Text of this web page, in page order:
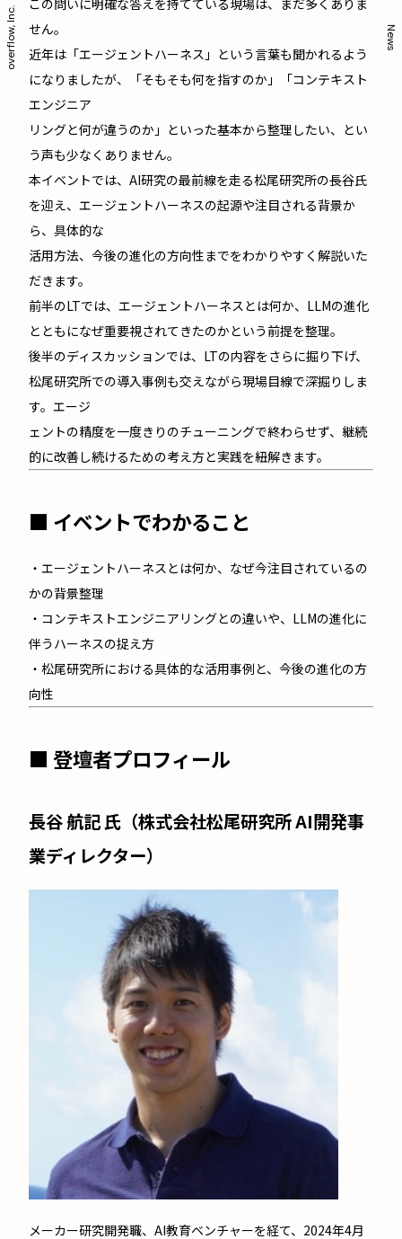
overflow, Inc. News
せん。
近年は「エージェントハーネス」という言葉も聞かれるよう
になりましたが、「そもそも何を指すのか」「コンテキスト
エンジニア
リングと何が違うのか」といった基本から整理したい、とい
う声も少なくありません。
本イベントでは、AI研究の最前線を走る松尾研究所の長谷氏
を迎え、エージェントハーネスの起源や注目される背景か
ら、具体的な
活用方法、今後の進化の方向性までをわかりやすく解説いた
だきます。
前半のLTでは、エージェントハーネスとは何か、LLMの進化
とともになぜ重要視されてきたのかという前提を整理。
後半のディスカッションでは、LTの内容をさらに掘り下げ、
松尾研究所での導入事例も交えながら現場目線で深掘りしま
す。エージ
ェントの精度を一度きりのチューニングで終わらせず、継続
的に改善し続けるための考え方と実践を紐解きます。
■ イベントでわかること
・エージェントハーネスとは何か、なぜ今注目されているの
かの背景整理
・コンテキストエンジニアリングとの違いや、LLMの進化に
伴うハーネスの捉え方
・松尾研究所における具体的な活用事例と、今後の進化の方
向性
■ 登壇者プロフィール
長谷 航記 氏（株式会社松尾研究所 AI開発事
業ディレクター）
メーカー研究開発職、AI教育ベンチャーを経て、2024年4月